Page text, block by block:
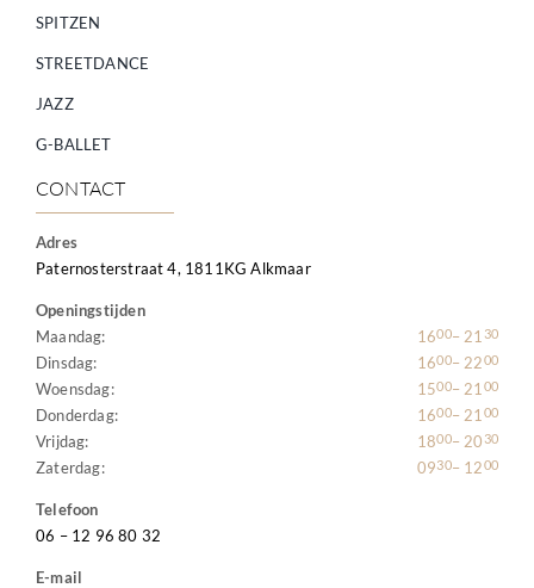
SPITZEN
STREETDANCE
JAZZ
G-BALLET
CONTACT
Adres
Paternosterstraat 4, 1811KG Alkmaar
Openingstijden
Maandag:
1600– 21 30
Dinsdag: 1600– 2200
Woensdag: 1500– 21 00
Donderdag: 1600– 21 00
Vrijdag: 1800– 20 30
Zaterdag: 0930– 1200
Telefoon
06 – 12 96 80 32
E-mail